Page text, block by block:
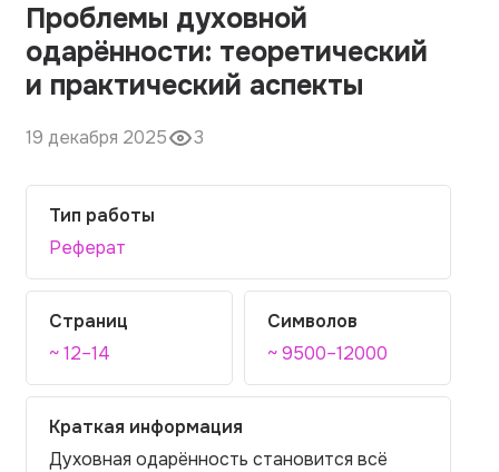
О компании
Наши гарантии
Вопросы и ответы
Контакты
Проблемы духовной
одарённости: теоретический
и практический аспекты
19 декабря 2025 3
Тип работы
Реферат
Страниц
~ 12–14
Символов
~ 9500–12000
Краткая информация
Духовная одарённость становится всё